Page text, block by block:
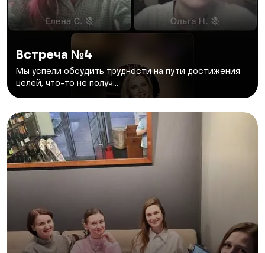
Встреча №4
Мы успели обсудить трудности на пути достижения
целей, что-то не получ...